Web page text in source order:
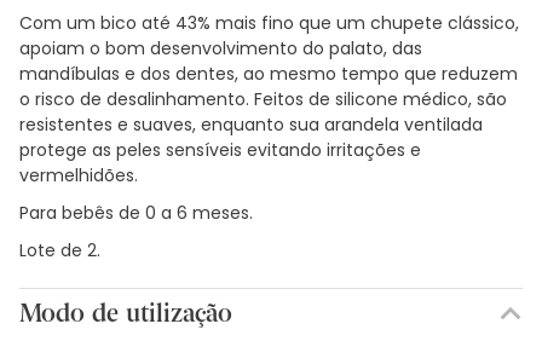
Com um bico até 43% mais fino que um chupete clássico,
apoiam o bom desenvolvimento do palato, das
mandíbulas e dos dentes, ao mesmo tempo que reduzem
o risco de desalinhamento. Feitos de silicone médico, são
resistentes e suaves, enquanto sua arandela ventilada
protege as peles sensíveis evitando irritações e
vermelhidões.
Para bebês de 0 a 6 meses.
Lote de 2.
Modo de utilização